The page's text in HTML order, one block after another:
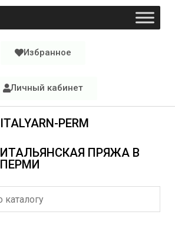
Избранное
Личный кабинет
ITALYARN-PERM
ИТАЛЬЯНСКАЯ ПРЯЖА В
ПЕРМИ